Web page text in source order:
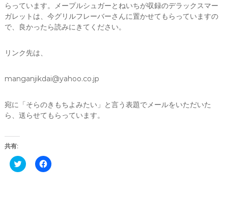
らっています。メープルシュガーとねいちが収録のデラックスマー
ガレットは、今グリルフレーバーさんに置かせてもらっていますの
で、良かったら読みにきてください。
リンク先は、
manganjikdai@yahoo.co.jp
宛に「そらのきもちよみたい」と言う表題でメールをいただいた
ら、送らせてもらっています。
共有:
ク
リ
F
a